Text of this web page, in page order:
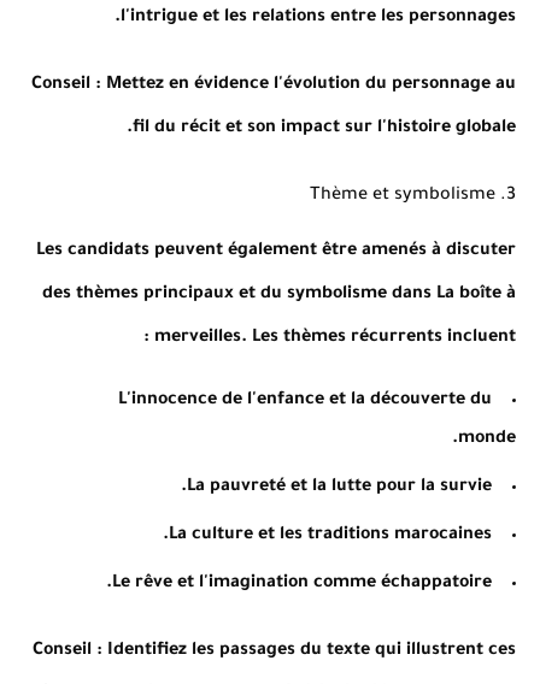
l'intrigue et les relations entre les personnages.
Conseil : Mettez en évidence l'évolution du personnage au
fil du récit et son impact sur l'histoire globale.
3. Thème et symbolisme
Les candidats peuvent également être amenés à discuter
des thèmes principaux et du symbolisme dans La boîte à
merveilles. Les thèmes récurrents incluent :
L'innocence de l'enfance et la découverte du
monde.
La pauvreté et la lutte pour la survie.
La culture et les traditions marocaines.
Le rêve et l'imagination comme échappatoire.
Conseil : Identifiez les passages du texte qui illustrent ces